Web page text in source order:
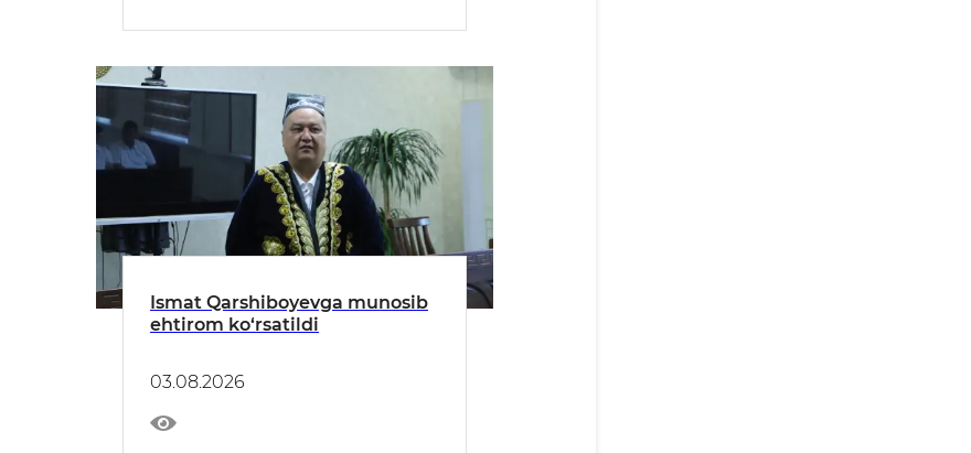
Ismat Qarshiboyevga munosib
ehtirom ko‘rsatildi
03.08.2026